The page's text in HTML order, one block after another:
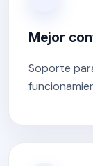
Mejor
Soporte